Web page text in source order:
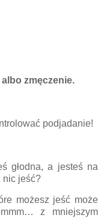
zmęczenie.
podjadanie!
głodna, a jesteś na
nic jeść?
możesz jeść może
z mniejszym